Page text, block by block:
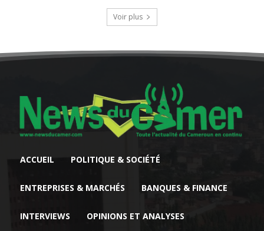
Voir plus
ACCUEIL POLITIQUE & SOCIÉTÉ
ENTREPRISES & MARCHÉS BANQUES & FINANCE
INTERVIEWS OPINIONS ET ANALYSES